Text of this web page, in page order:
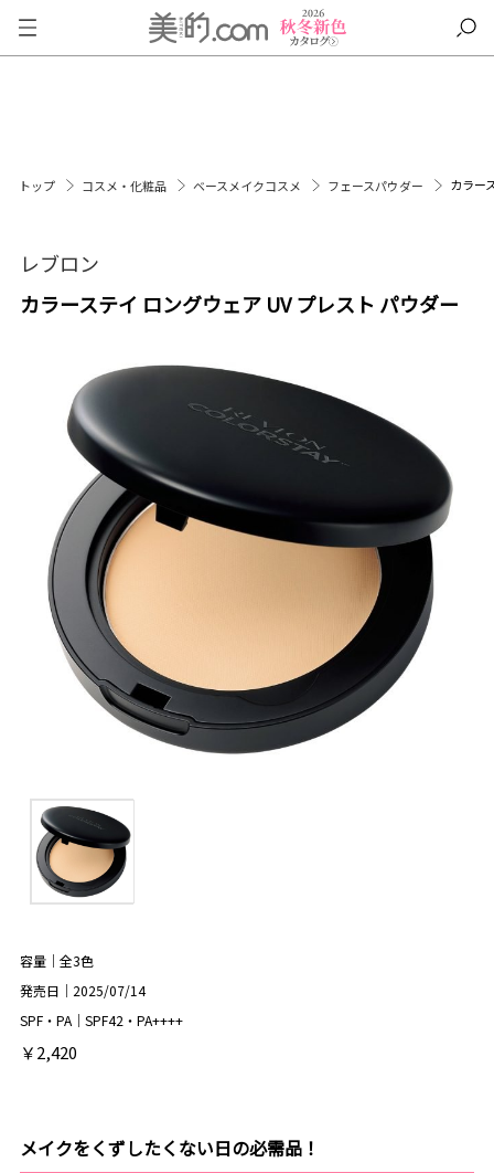
トップ コスメ・化粧品 ベースメイクコスメ フェースパウダー カラー
レブロン
カラーステイ ロングウェア UV プレスト パウダー
容量｜全3色
発売日｜2025/07/14
SPF・PA｜SPF42・PA++++
￥2,420
メイクをくずしたくない日の必需品！